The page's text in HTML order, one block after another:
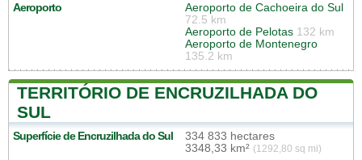
Aeroporto
Aeroporto de Cachoeira do Sul
72.5 km
Aeroporto de Pelotas 132 km
Aeroporto de Montenegro
135.2 km
TERRITÓRIO DE ENCRUZILHADA DO
SUL
Superfície de Encruzilhada do Sul
334 833 hectares
3348,33 km² (1292,80 sq mi)